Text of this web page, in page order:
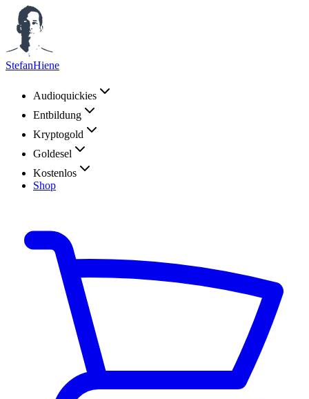
StefanHiene
Audioquickies
Entbildung
Kryptogold
Goldesel
Kostenlos
Shop